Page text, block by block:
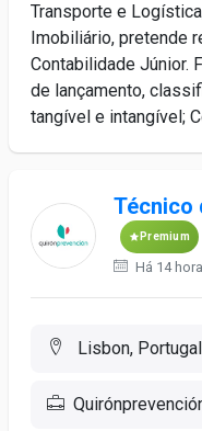
Transporte e
Imobiliário, pretende
Contabilidade Júnior.
de lançamento,
tangível e intangível;
Técnico
Premium
Há 14
Lisbon, Portugal